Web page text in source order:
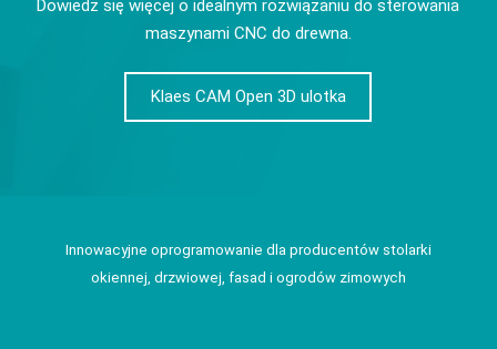
Dowiedz się więcej o idealnym rozwiązaniu do sterowania
maszynami CNC do drewna.
Klaes CAM Open 3D ulotka
Innowacyjne oprogramowanie dla producentów stolarki
okiennej, drzwiowej, fasad i ogrodów zimowych